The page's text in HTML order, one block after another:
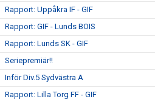
Rapport: Uppåkra IF - GIF
Rapport: GIF - Lunds BOIS
Rapport: Lunds SK - GIF
Seriepremiär!!
Inför Div.5 Sydvästra A
Rapport: Lilla Torg FF - GIF